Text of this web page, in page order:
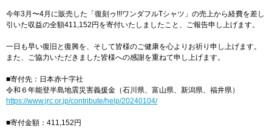
今年3月〜4月に販売した「復刻ゥ!!!ワンダフルTシャツ」の売上から経費を差し
引いた収益の全額411,152円を寄付いたしましたこと、ご報告申し上げます。
一日も早い復旧と復興を、そして皆様のご健康を心よりお祈り申し上げます。
また、ご協力いただきました皆様への感謝を重ねて申し上げます。
■寄付先：日本赤十字社
令和６年能登半島地震災害義援金（石川県、富山県、新潟県、福井県）
https://www.jrc.or.jp/contribute/help/20240104/
■寄付金額：411,152円